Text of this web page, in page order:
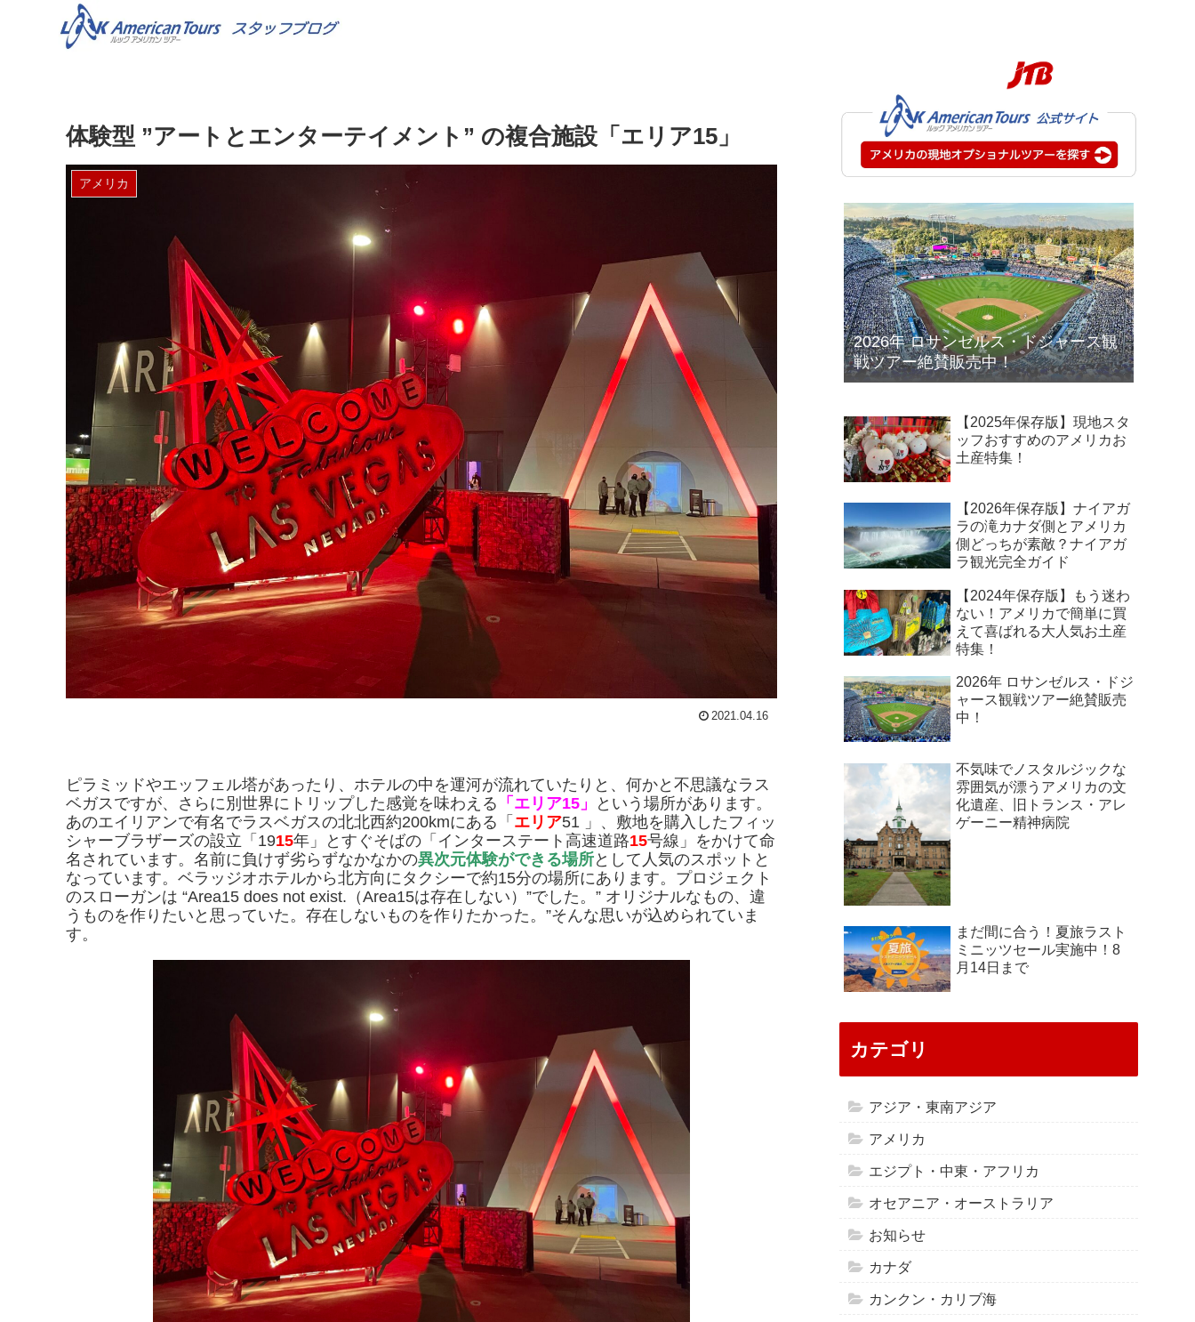
体験型 ”アートとエンターテイメント” の複合施設「エリア15」
アメリカ
2021.04.16
ピラミッドやエッフェル塔があったり、ホテルの中を運河が流れていたりと、何かと不思議なラス
ベガスですが、さらに別世界にトリップした感覚を味わえる 「エリア15」
という場所があります。
あのエイリアンで有名でラスベガスの北北西約200kmにある「 エリア51 」、敷地を購入したフィッ
シャーブラザーズの設立「1915年」とすぐそばの「インターステート高速道路15号線」をかけて命
名されています。名前に負けず劣らずなかなかの異次元体験ができる場所として人気のスポットと
なっています。ベラッジオホテルから北方向にタクシーで約15分の場所にあります。プロジェクト
のスローガンは “Area15 does not exist.（Area15は存在しない）”でした。” オリジナルなもの、違
うものを作りたいと思っていた。存在しないものを作りたかった。”そんな思いが込められていま
す。
2026年 ロサンゼルス・ドジャース観
戦ツアー絶賛販売中！
【2025年保存版】現地スタ
ッフおすすめのアメリカお
土産特集！
【2026年保存版】ナイアガ
ラの滝カナダ側とアメリカ
側どっちが素敵？ナイアガ
ラ観光完全ガイド
【2024年保存版】もう迷わ
ない！アメリカで簡単に買
えて喜ばれる大人気お土産
特集！
2026年 ロサンゼルス・ドジ
ャース観戦ツアー絶賛販売
中！
不気味でノスタルジックな
雰囲気が漂うアメリカの文
化遺産、旧トランス・アレ
ゲーニー精神病院
まだ間に合う！夏旅ラスト
ミニッツセール実施中！8
月14日まで
カテゴリ
アジア・東南アジア
アメリカ
エジプト・中東・アフリカ
オセアニア・オーストラリア
お知らせ
カナダ
カンクン・カリブ海